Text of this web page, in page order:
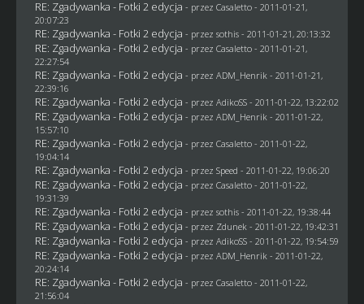
RE: Zgadywanka - Fotki 2 edycja - przez Casaletto- 2011-01-21,
20:07:23
RE: Zgadywanka - Fotki 2 edycja - przez sothis- 2011-01-21, 20:13:32
RE: Zgadywanka - Fotki 2 edycja - przez Casaletto- 2011-01-21,
22:27:54
RE: Zgadywanka - Fotki 2 edycja - przez ADM_Henrik - 2011-01-21,
22:39:16
RE: Zgadywanka - Fotki 2 edycja - przez AdikoSS - 2011-01-22, 13:22:02
RE: Zgadywanka - Fotki 2 edycja - przez ADM_Henrik - 2011-01-22,
15:57:10
RE: Zgadywanka - Fotki 2 edycja - przez Casaletto- 2011-01-22,
19:04:14
RE: Zgadywanka - Fotki 2 edycja - przez Speed - 2011-01-22, 19:06:20
RE: Zgadywanka - Fotki 2 edycja - przez Casaletto- 2011-01-22,
19:31:39
RE: Zgadywanka - Fotki 2 edycja - przez sothis- 2011-01-22, 19:38:44
RE: Zgadywanka - Fotki 2 edycja - przez Zdunek - 2011-01-22, 19:42:31
RE: Zgadywanka - Fotki 2 edycja - przez AdikoSS - 2011-01-22, 19:54:59
RE: Zgadywanka - Fotki 2 edycja - przez ADM_Henrik - 2011-01-22,
20:24:14
RE: Zgadywanka - Fotki 2 edycja - przez Casaletto- 2011-01-22,
21:56:04